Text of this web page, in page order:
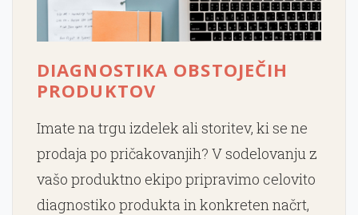
DIAGNOSTIKA OBSTOJEČIH
PRODUKTOV
Imate na trgu izdelek ali storitev, ki se ne
prodaja po pričakovanjih? V sodelovanju z
vašo produktno ekipo pripravimo celovito
diagnostiko produkta in konkreten načrt,